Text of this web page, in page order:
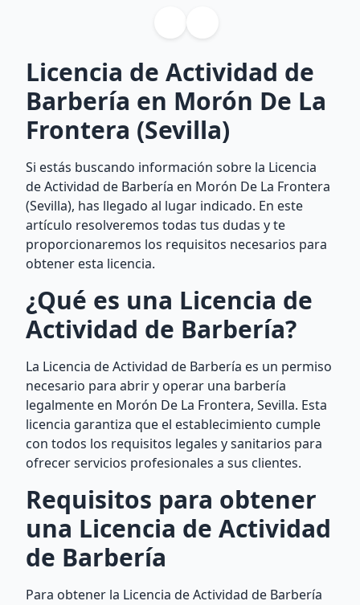
Licencia de Actividad de
Barbería en Morón De La
Frontera (Sevilla)
Si estás buscando información sobre la Licencia
de Actividad de Barbería en Morón De La Frontera
(Sevilla), has llegado al lugar indicado. En este
artículo resolveremos todas tus dudas y te
proporcionaremos los requisitos necesarios para
obtener esta licencia.
¿Qué es una Licencia de
Actividad de Barbería?
La Licencia de Actividad de Barbería es un permiso
necesario para abrir y operar una barbería
legalmente en Morón De La Frontera, Sevilla. Esta
licencia garantiza que el establecimiento cumple
con todos los requisitos legales y sanitarios para
ofrecer servicios profesionales a sus clientes.
Requisitos para obtener
una Licencia de Actividad
de Barbería
Para obtener la Licencia de Actividad de Barbería